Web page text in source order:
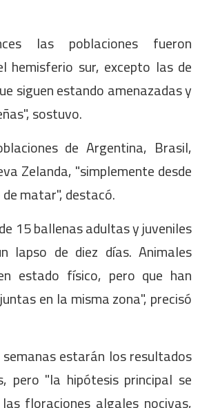
las poblaciones fueron
hemisferio sur, excepto las de
siguen estando amenazadas y
sostuvo.
de Argentina, Brasil,
Zelanda, "simplemente desde
matar", destacó.
15 ballenas adultas y juveniles
lapso de diez días. Animales
estado físico, pero que han
en la misma zona", precisó
estarán los resultados
pero "la hipótesis principal se